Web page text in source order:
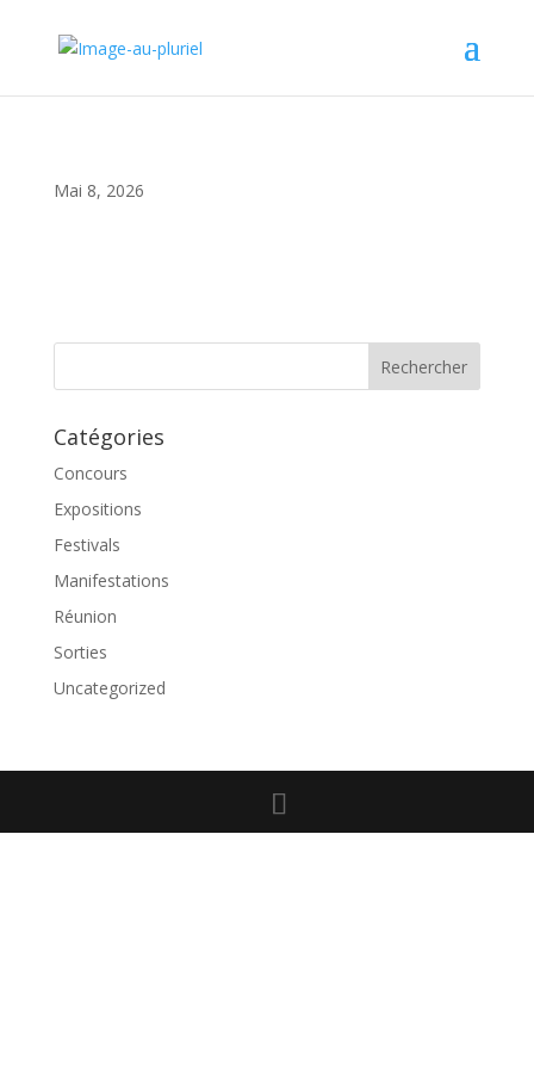
Mai 8, 2026
Catégories
Concours
Expositions
Festivals
Manifestations
Réunion
Sorties
Uncategorized